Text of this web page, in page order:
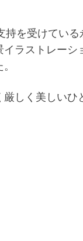
を受けてい
ラストレー
しく美しいひ